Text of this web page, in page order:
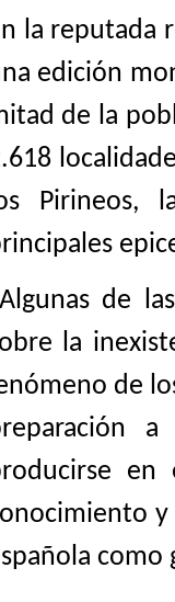
la reputada
edición
de la
Pirineos,
Algunas de
la
de
y
como